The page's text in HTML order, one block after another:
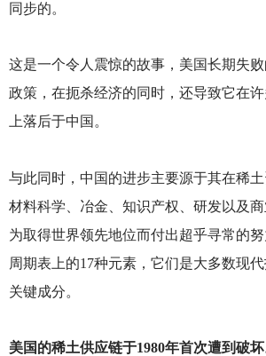
同步的。
这是一个令人震惊的故事，美国长期失
政策，在扼杀经济的同时，还导致它在
上落后于中国。
与此同时，中国的进步主要源于其在稀土
材料科学、冶金、知识产权、研发以及
为取得世界领先地位而付出超乎寻常的
周期表上的17种元素，它们是大多数现
关键成分。
美国的稀土供应链于1980年首次遭到破